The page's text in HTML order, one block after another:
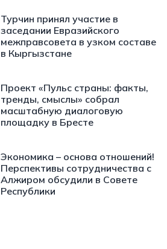
Турчин принял участие в
заседании Евразийского
межправсовета в узком составе
в Кыргызстане
Проект «Пульс страны: факты,
тренды, смыслы» собрал
масштабную диалоговую
площадку в Бресте
Экономика – основа отношений!
Перспективы сотрудничества с
Алжиром обсудили в Совете
Республики